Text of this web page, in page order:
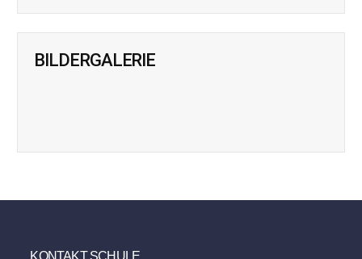
BILDERGALERIE
KONTAKT SCHULE